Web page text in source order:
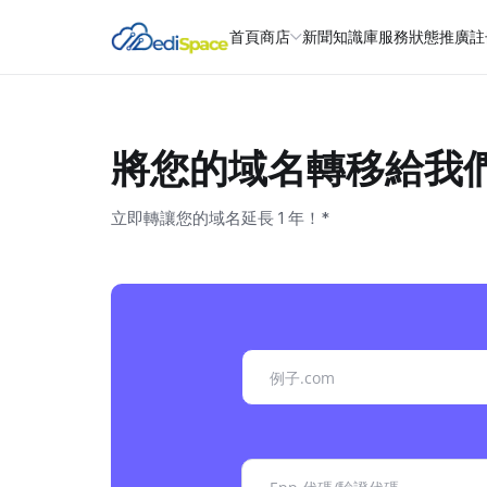
首頁商店 新聞知識庫服務狀態推廣
將您的域名轉移給我
立即轉讓您的域名延長 1 年！*